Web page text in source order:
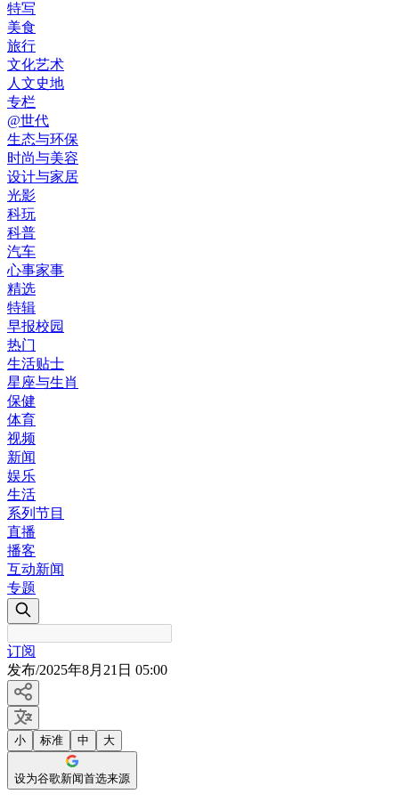
特写
美食
旅行
文化艺术
人文史地
专栏
@世代
生态与环保
时尚与美容
设计与家居
光影
科玩
科普
汽车
心事家事
精选
特辑
早报校园
热门
生活贴士
星座与生肖
保健
体育
视频
新闻
娱乐
生活
系列节目
直播
播客
互动新闻
专题
订阅
发布/2025年8月21日 05:00
小 标准 中 大
设为谷歌新闻首选来源